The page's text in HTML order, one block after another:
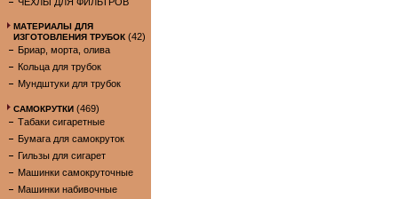
МАТЕРИАЛЫ ДЛЯ
ИЗГОТОВЛЕНИЯ ТРУБОК (42)
Бриар, морта, олива
Кольца для трубок
Мундштуки для трубок
САМОКРУТКИ (469)
Табаки сигаретные
Бумага для самокруток
Гильзы для сигарет
Машинки самокруточные
Машинки набивочные